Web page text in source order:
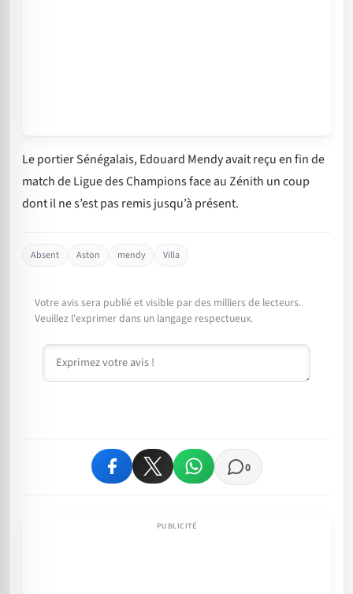
Le portier Sénégalais, Edouard Mendy avait reçu en fin de
match de Ligue des Champions face au Zénith un coup
dont il ne s’est pas remis jusqu’à présent.
Absent Aston mendy Villa
Votre avis sera publié et visible par des milliers de lecteurs.
Veuillez l'exprimer dans un langage respectueux.
Commentaire
0